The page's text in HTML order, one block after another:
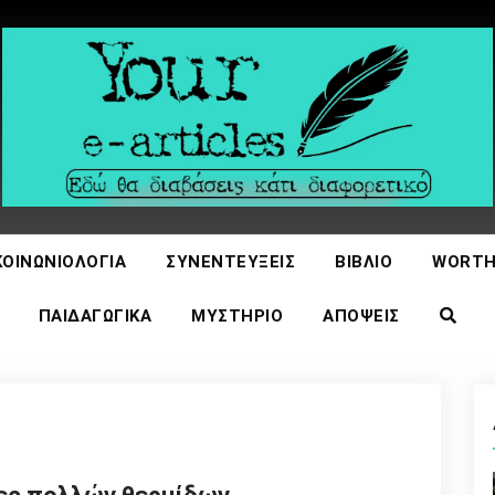
ΣΥΝΕΝΤΕΎΞΕΙΣ ΒΙΒΛΊΟ
ΠΑΙΔΑΓΩΓΙΚΆ ΜΥΣΤΉΡΙΟ ΑΠΌΨΕΙΣ